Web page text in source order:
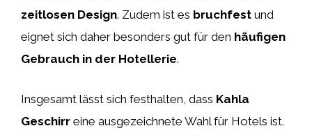
zeitlosen Design. Zudem ist es bruchfest und
eignet sich daher besonders gut für den häufigen
Gebrauch in der Hotellerie.
Insgesamt lässt sich festhalten, dass Kahla
Geschirr eine ausgezeichnete Wahl für Hotels ist.